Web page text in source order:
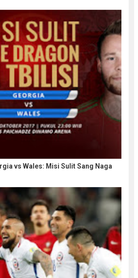
vs Wales: Misi Sulit Sang Naga